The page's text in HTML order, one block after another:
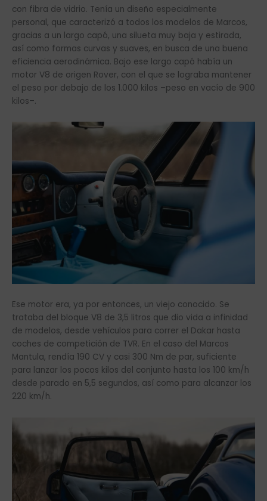
con fibra de vidrio. Tenía un diseño especialmente
personal, que caracterizó a todos los modelos de Marcos,
gracias a un largo capó, una silueta muy baja y estirada,
así como formas curvas y suaves, en busca de una buena
eficiencia aerodinámica. Bajo ese largo capó había un
motor V8 de origen Rover, con el que se lograba mantener
el peso por debajo de los 1.000 kilos –peso en vacío de 900
kilos–.
Ese motor era, ya por entonces, un viejo conocido. Se
trataba del bloque V8 de 3,5 litros que dio vida a infinidad
de modelos, desde vehículos para correr el Dakar hasta
coches de competición de TVR. En el caso del Marcos
Mantula, rendía 190 CV y casi 300 Nm de par, suficiente
para lanzar los pocos kilos del conjunto hasta los 100 km/h
desde parado en 5,5 segundos, así como para alcanzar los
220 km/h.